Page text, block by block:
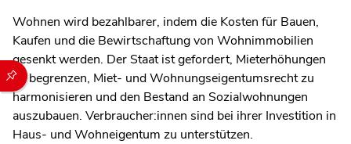
Durch die folgenden Buttons können Sie direkt auf einen
Wohnen wird bezahlbarer, indem die Kosten für Bauen,
Kaufen und die Bewirtschaftung von Wohnimmobilien
gesenkt werden. Der Staat ist gefordert, Mieterhöhungen
zu begrenzen, Miet- und Wohnungseigentumsrecht zu
harmonisieren und den Bestand an Sozialwohnungen
auszubauen. Verbraucher:innen sind bei ihrer Investition in
Haus- und Wohneigentum zu unterstützen.